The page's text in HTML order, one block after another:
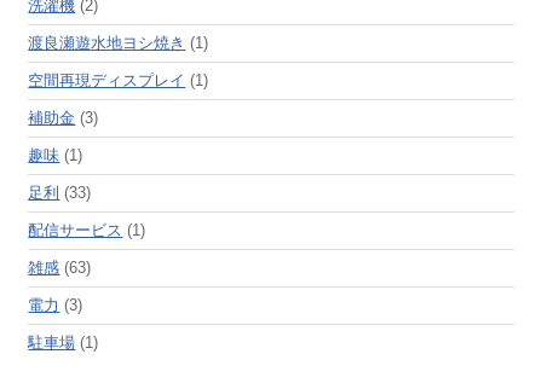
洗濯機 (2)
渡良瀬遊水地ヨシ焼き (1)
空間再現ディスプレイ (1)
補助金 (3)
趣味 (1)
足利 (33)
配信サービス (1)
雑感 (63)
電力 (3)
駐車場 (1)